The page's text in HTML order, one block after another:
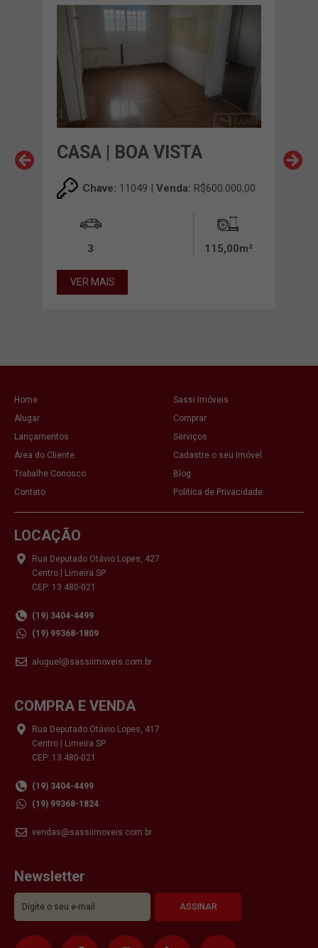
CASA | BOA VISTA
Chave: 11049 | Venda: R$600.000,00
3 115,00m²
VER MAIS
Home
Sassi Imóveis
Alugar
Comprar
Lançamentos
Serviços
Área do Cliente
Cadastre o seu Imóvel
Trabalhe Conosco
Blog
Contato
Política de Privacidade
LOCAÇÃO
Rua Deputado Otávio Lopes, 427
Centro | Limeira SP
CEP: 13.480-021
(19) 3404-4499
(19) 99368-1809
aluguel@sassiimoveis.com.br
COMPRA E VENDA
Rua Deputado Otávio Lopes, 417
Centro | Limeira SP
CEP: 13.480-021
(19) 3404-4499
(19) 99368-1824
vendas@sassiimoveis.com.br
Newsletter